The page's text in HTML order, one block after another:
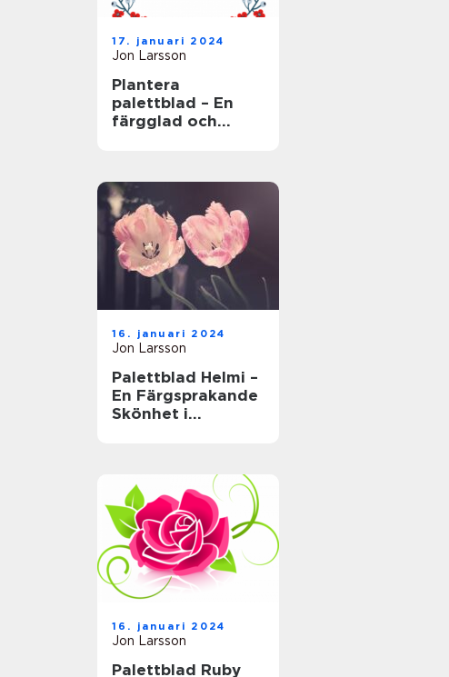
17. januari 2024
Jon Larsson
Plantera
palettblad – En
färgglad och
16. januari 2024
Jon Larsson
Palettblad Helmi –
En Färgsprakande
Skönhet i
16. januari 2024
Jon Larsson
Palettblad Ruby